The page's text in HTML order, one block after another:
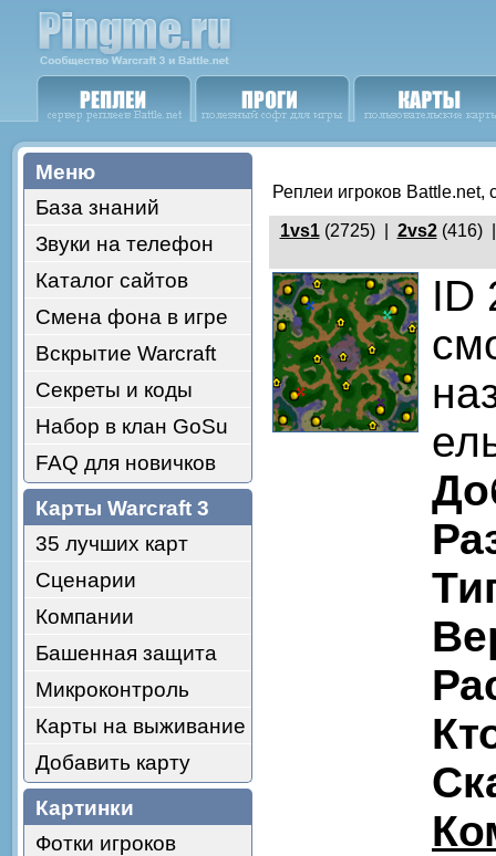
Меню
База знаний
Звуки на телефон
Каталог сайтов
Смена фона в игре
Вскрытие Warcraft
Секреты и коды
Набор в клан GoSu
FAQ для новичков
Карты Warcraft 3
35 лучших карт
Сценарии
Компании
Башенная защита
Микроконтроль
Карты на выживание
Добавить карту
Картинки
Фотки игроков
Реплеи игроков Battle.net,
1vs1(2725) | 2vs2(416)
ID